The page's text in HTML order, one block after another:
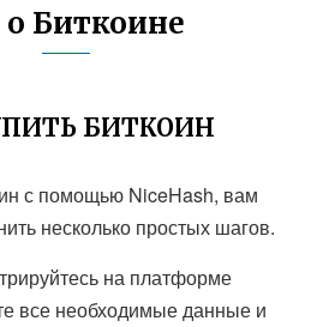
о Биткоине
БИТКОИН
с помощью NiceHash, вам
несколько простых шагов.
на платформе
все необходимые данные и